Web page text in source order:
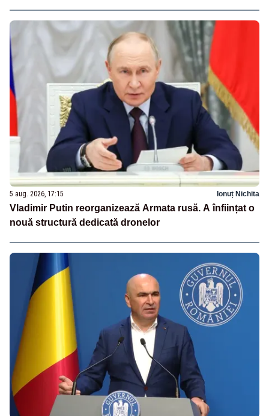
5 aug. 2026, 17:15 Ionuț Nichita
Vladimir Putin reorganizează Armata rusă. A înființat o
nouă structură dedicată dronelor